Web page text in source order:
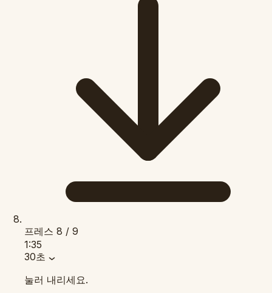
프레스 8 / 9
1:35
30초
눌러 내리세요.